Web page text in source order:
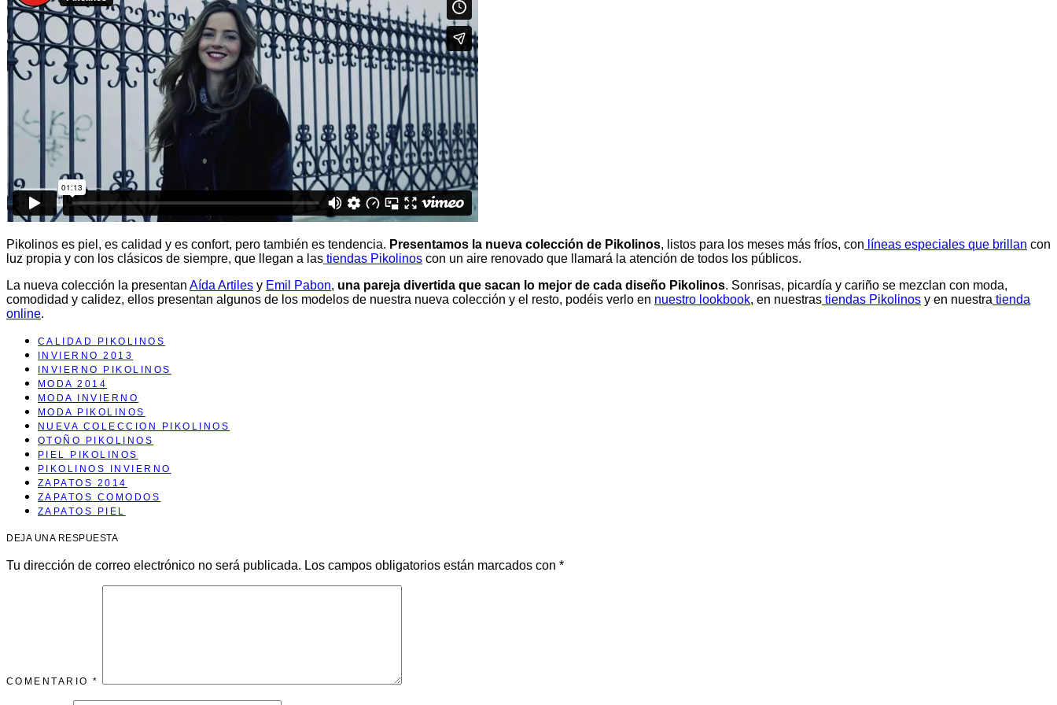
Pikolinos es piel, es calidad y es confort, pero también es tendencia. Presentamos la nueva colección de Pikolinos, listos para los meses más fríos, con líneas especiales que brillan con
luz propia y con los clásicos de siempre, que llegan a las tiendas Pikolinos con un aire renovado que llamará la atención de todos los públicos.
La nueva colección la presentan Aída Artiles y Emil Pabon, una pareja divertida que sacan lo mejor de cada diseño Pikolinos. Sonrisas, picardía y cariño se mezclan con moda,
comodidad y calidez, ellos presentan algunos de los modelos de nuestra nueva colección y el resto, podéis verlo en nuestro lookbook, en nuestras tiendas Pikolinos y en nuestra tienda
online.
CALIDAD PIKOLINOS
INVIERNO 2013
INVIERNO PIKOLINOS
MODA 2014
MODA INVIERNO
MODA PIKOLINOS
NUEVA COLECCION PIKOLINOS
OTOÑO PIKOLINOS
PIEL PIKOLINOS
PIKOLINOS INVIERNO
ZAPATOS 2014
ZAPATOS COMODOS
ZAPATOS PIEL
DEJA UNA RESPUESTA
Tu dirección de correo electrónico no será publicada. Los campos obligatorios están marcados con *
COMENTARIO*